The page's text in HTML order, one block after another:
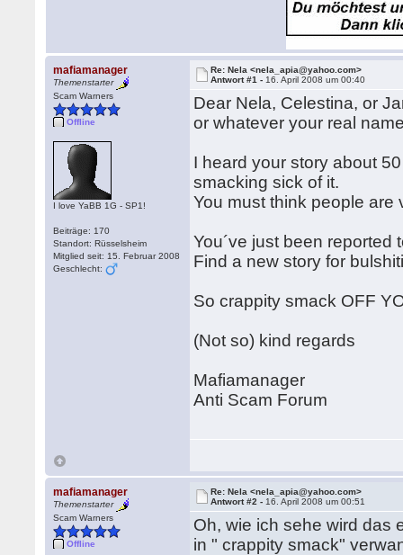
mafiamanager
Themenstarter
Scam Warners
Offline
I love YaBB 1G - SP1!
Beiträge: 170
Standort: Rüsselsheim
Mitglied seit: 15. Februar 2008
Geschlecht:
Re: Nela <nela_apia@yahoo.com>
Antwort #1 - 16. April 2008 um 00:40
Dear Nela, Celestina, or
or whatever your real
I heard your story about
smacking sick of it.
You must think people are
You´ve just been
Find a new story for
So crappity smack OFF
(Not so) kind regards
Mafiamanager
Anti Scam Forum
mafiamanager
Themenstarter
Scam Warners
Offline
Re: Nela <nela_apia@yahoo.com>
Antwort #2 - 16. April 2008 um 00:51
Oh, wie ich sehe wird das
in " crappity smack"